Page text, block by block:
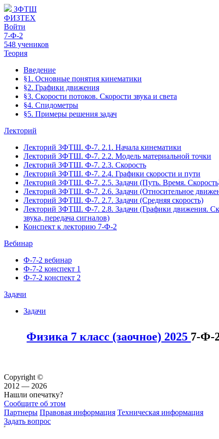
ЗФТШ
ФИЗТЕХ
Войти
7-Ф-2
548 учеников
Теория
Введение
§1. Основные понятия кинематики
§2. Графики движения
§3. Скорости потоков. Скорости звука и света
§4. Спидометры
§5. Примеры решения задач
Лекторий
Лекторий ЗФТШ. Ф-7. 2.1. Начала кинематики
Лекторий ЗФТШ. Ф-7. 2.2. Модель материальной точки
Лекторий ЗФТШ. Ф-7. 2.3. Скорость
Лекторий ЗФТШ. Ф-7. 2.4. Графики скорости и пути
Лекторий ЗФТШ. Ф-7. 2.5. Задачи (Путь. Время.
Лекторий ЗФТШ. Ф-7. 2.6. Задачи (Относительное
Лекторий ЗФТШ. Ф-7. 2.7. Задачи (Средняя скорость)
Лекторий ЗФТШ. Ф-7. 2.8. Задачи (Графики движения.
звука, передача сигналов)
Конспект к лекторию 7-Ф-2
Вебинар
Ф-7-2 вебинар
Ф-7-2 конспект 1
Ф-7-2 конспект 2
Задачи
Задачи
Физика 7 класс (заочное) 2025 7-Ф-
Copyright ©
2012 — 2026
Нашли опечатку?
Сообщите об этом
Партнеры Правовая информация Техническая информация
Задать вопрос